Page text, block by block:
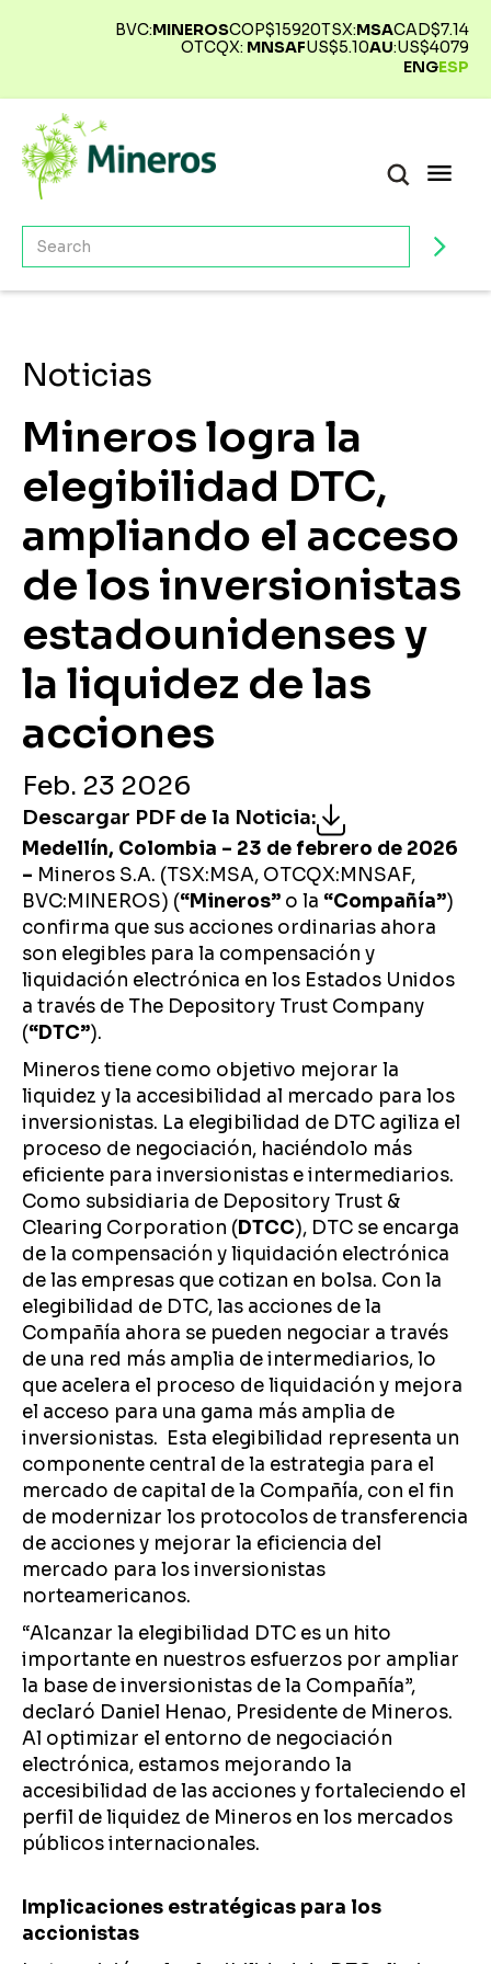
BVC:MINEROSCOP$15920TSX:MSACAD$7.14
OTCQX: MNSAFUS$5.10AU:US$4079
ENGESP
Noticias
Mineros logra la
elegibilidad DTC,
ampliando el acceso
de los inversionistas
estadounidenses y
la liquidez de las
acciones
Feb. 23 2026
Descargar PDF de la Noticia:
Medellín, Colombia – 23 de febrero de 2026
– Mineros S.A. (TSX:MSA, OTCQX:MNSAF,
BVC:MINEROS) (“Mineros” o la “Compañía”)
confirma que sus acciones ordinarias ahora
son elegibles para la compensación y
liquidación electrónica en los Estados Unidos
a través de The Depository Trust Company
(“DTC”).
Mineros tiene como objetivo mejorar la
liquidez y la accesibilidad al mercado para los
inversionistas. La elegibilidad de DTC agiliza el
proceso de negociación, haciéndolo más
eficiente para inversionistas e intermediarios.
Como subsidiaria de Depository Trust &
Clearing Corporation (DTCC), DTC se encarga
de la compensación y liquidación electrónica
de las empresas que cotizan en bolsa. Con la
elegibilidad de DTC, las acciones de la
Compañía ahora se pueden negociar a través
de una red más amplia de intermediarios, lo
que acelera el proceso de liquidación y mejora
el acceso para una gama más amplia de
inversionistas. Esta elegibilidad representa un
componente central de la estrategia para el
mercado de capital de la Compañía, con el fin
de modernizar los protocolos de transferencia
de acciones y mejorar la eficiencia del
mercado para los inversionistas
norteamericanos.
“Alcanzar la elegibilidad DTC es un hito
importante en nuestros esfuerzos por ampliar
la base de inversionistas de la Compañía”,
declaró Daniel Henao, Presidente de Mineros.
Al optimizar el entorno de negociación
electrónica, estamos mejorando la
accesibilidad de las acciones y fortaleciendo el
perfil de liquidez de Mineros en los mercados
públicos internacionales.
Implicaciones estratégicas para los
accionistas